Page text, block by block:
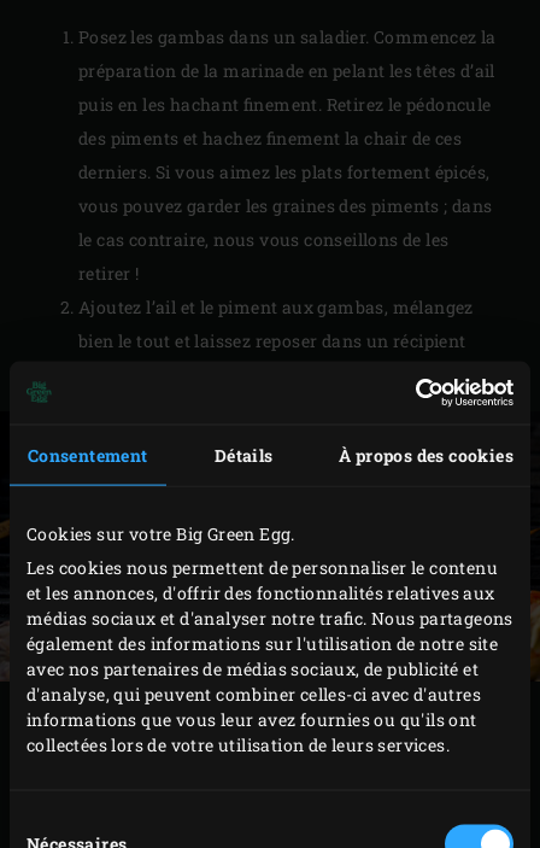
Consentement Détails À propos des cookies
Cookies sur votre Big Green Egg.
Les cookies nous permettent de personnaliser le contenu
et les annonces, d'offrir des fonctionnalités relatives aux
médias sociaux et d'analyser notre trafic. Nous partageons
également des informations sur l'utilisation de notre site
avec nos partenaires de médias sociaux, de publicité et
d'analyse, qui peuvent combiner celles-ci avec d'autres
informations que vous leur avez fournies ou qu'ils ont
collectées lors de votre utilisation de leurs services.
Posez les gambas dans un saladier. Commencez la
préparation de la marinade en pelant les têtes d’ail
puis en les hachant finement. Retirez le pédoncule
des piments et hachez finement la chair de ces
derniers. Si vous aimez les plats fortement épicés,
vous pouvez garder les graines des piments ; dans
le cas contraire, nous vous conseillons de les
retirer !
Ajoutez l’ail et le piment aux gambas, mélangez
bien le tout et laissez reposer dans un récipient
fermé au moins 2 heures au réfrigérateur.
PRÉPARATION